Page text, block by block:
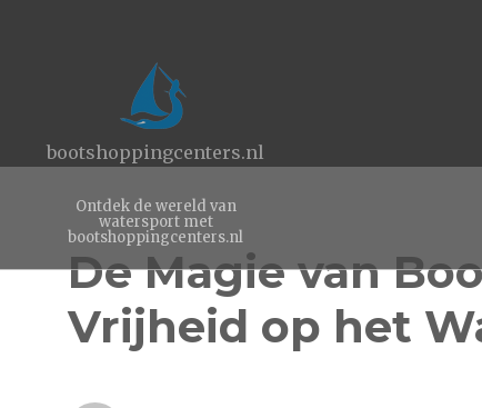
bootshoppingcenters.nl
Ontdek de wereld van
watersport met
bootshoppingcenters.nl
De Magie van
Vrijheid op het